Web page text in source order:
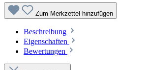
Zum Merkzettel hinzufügen
Beschreibung
Eigenschaften
Bewertungen